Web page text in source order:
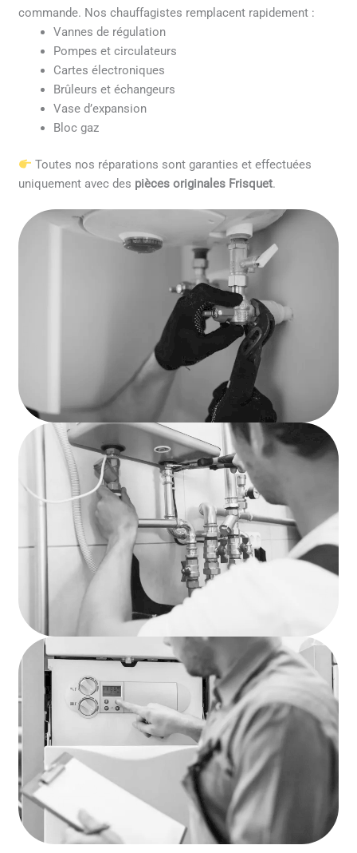
commande. Nos chauffagistes remplacent rapidement :
Vannes de régulation
Pompes et circulateurs
Cartes électroniques
Brûleurs et échangeurs
Vase d’expansion
Bloc gaz
Toutes nos réparations sont garanties et effectuées
uniquement avec des pièces originales Frisquet.